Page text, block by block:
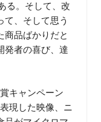
る。そして、改
、そして思う
商品ばかりだと
発者の喜び、達
キャンペーン
現した映像、ニ